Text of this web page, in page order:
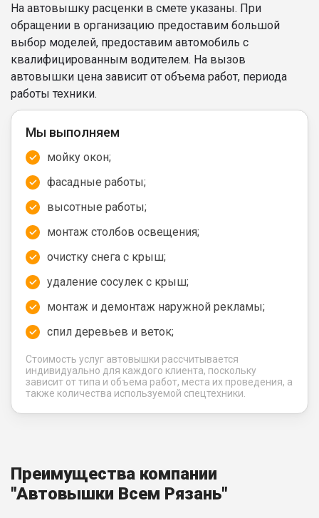
На автовышку расценки в смете указаны. При
обращении в организацию предоставим большой
выбор моделей, предоставим автомобиль с
квалифицированным водителем. На вызов
автовышки цена зависит от объема работ, периода
работы техники.
Мы выполняем
мойку окон;
фасадные работы;
высотные работы;
монтаж столбов освещения;
очистку снега с крыш;
удаление сосулек с крыш;
монтаж и демонтаж наружной рекламы;
спил деревьев и веток;
Стоимость услуг автовышки рассчитывается
индивидуально для каждого клиента, поскольку
зависит от типа и объема работ, места их проведения, а
также количества используемой спецтехники.
Преимущества компании
"Автовышки Всем Рязань"